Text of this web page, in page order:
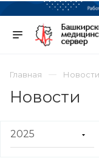
Главная
Новости